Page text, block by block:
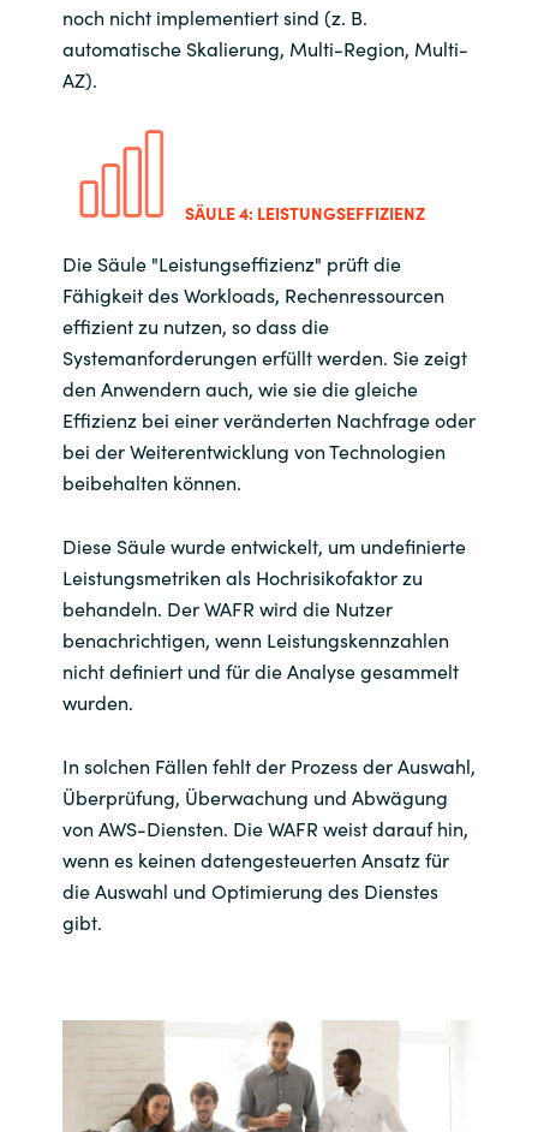
noch nicht implementiert sind (z. B.
automatische Skalierung, Multi-Region, Multi-
AZ).
SÄULE 4: LEISTUNGSEFFIZIENZ
Die Säule "Leistungseffizienz" prüft die
Fähigkeit des Workloads, Rechenressourcen
effizient zu nutzen, so dass die
Systemanforderungen erfüllt werden. Sie zeigt
den Anwendern auch, wie sie die gleiche
Effizienz bei einer veränderten Nachfrage oder
bei der Weiterentwicklung von Technologien
beibehalten können.
Diese Säule wurde entwickelt, um undefinierte
Leistungsmetriken als Hochrisikofaktor zu
behandeln. Der WAFR wird die Nutzer
benachrichtigen, wenn Leistungskennzahlen
nicht definiert und für die Analyse gesammelt
wurden.
In solchen Fällen fehlt der Prozess der Auswahl,
Überprüfung, Überwachung und Abwägung
von AWS-Diensten. Die WAFR weist darauf hin,
wenn es keinen datengesteuerten Ansatz für
die Auswahl und Optimierung des Dienstes
gibt.